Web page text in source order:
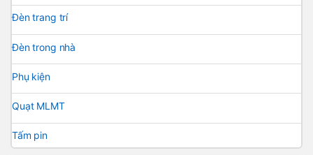
Đèn trang trí
Đèn trong nhà
Phụ kiện
Quạt MLMT
Tấm pin